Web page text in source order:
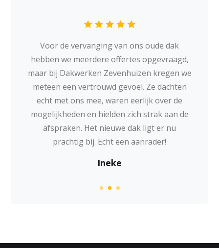
Voor de vervanging van ons oude dak
hebben we meerdere offertes opgevraagd,
maar bij Dakwerken Zevenhuizen kregen we
meteen een vertrouwd gevoel. Ze dachten
echt met ons mee, waren eerlijk over de
mogelijkheden en hielden zich strak aan de
afspraken. Het nieuwe dak ligt er nu
prachtig bij. Echt een aanrader!
Ineke